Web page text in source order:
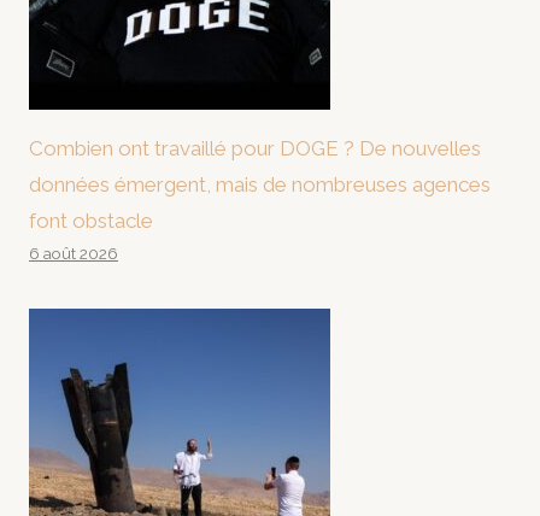
Combien ont travaillé pour DOGE ? De nouvelles
données émergent, mais de nombreuses agences
font obstacle
6 août 2026